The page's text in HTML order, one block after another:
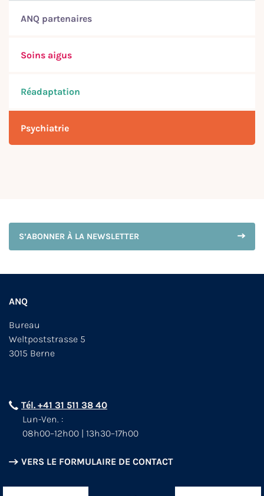
ANQ partenaires
Soins aigus
Réadaptation
Psychiatrie
S’ABONNER À LA NEWSLETTER
ANQ
Bureau
Weltpoststrasse 5
3015 Berne
Tél. +41 31 511 38 40
Lun-Ven. :
08h00–12h00 | 13h30–17h00
VERS LE FORMULAIRE DE CONTACT